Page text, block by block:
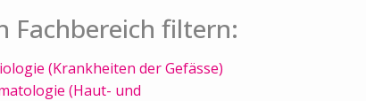
Fachbereich filtern:
(Krankheiten der Gefässe)
(Haut- und